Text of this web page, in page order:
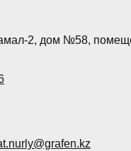
2, дом №58,